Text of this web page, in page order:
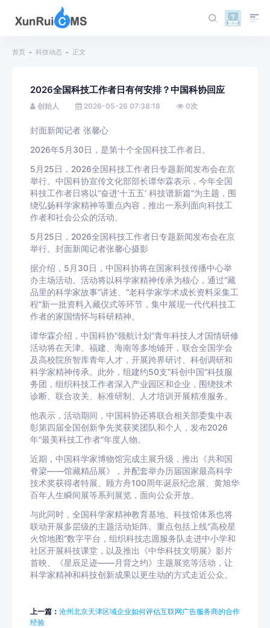
首页 科技动态 正文
2026全国科技工作者日有何安排？中国科协回应
创始人 2026-05-26 07:38:18 0次
封面新闻记者 张馨心
2026年5月30日，是第十个全国科技工作者日。
5月25日，2026全国科技工作者日专题新闻发布会在京
举行。中国科协宣传文化部部长谭华霖表示，今年全国
科技工作者日将以“奋进‘十五五’ 科技谱新篇”为主题，围
绕弘扬科学家精神等重点内容，推出一系列面向科技工
作者和社会公众的活动。
5月25日，2026全国科技工作者日专题新闻发布会在京
举行。封面新闻记者张馨心摄影
据介绍，5月30日，中国科协将在国家科技传播中心举
办主场活动。活动将以科学家精神传承为核心，通过“藏
品里的科学家故事”讲述、“老科学家学术成长资料采集工
程”新一批资料入藏仪式等环节，集中展现一代代科技工
作者的家国情怀与科研精神。
谭华霖介绍，中国科协“领航计划”青年科技人才国情研修
活动将在天津、福建、海南等多地铺开，联合全国学会
及高校院所智库青年人才，开展跨界研讨、科创调研和
科学家精神传承。此外，组建约50支“科创中国”科技服
务团，组织科技工作者深入产业园区和企业，围绕技术
诊断、联合攻关、标准研制、人才培训开展精准服务。
他表示，活动期间，中国科协还将联合相关部委集中表
彰第四届全国创新争先奖获奖团队和个人，发布2026
年“最美科技工作者”年度人物。
近期，中国科学家博物馆完成主展升级，推出《共和国
脊梁——馆藏精品展》，并配套举办历届国家最高科学
技术奖获得者特展、顾方舟100周年诞辰纪念展、黄旭华
百年人生瞬间展等系列展览，面向公众开放。
与此同时，全国科学家精神教育基地、科技馆体系也将
联动开展多层级的主题活动矩阵。重点包括上线“高校星
火馆地图”数字平台，组织科技志愿服务队走进中小学和
社区开展科技课堂，以及推出《中华科技文明展》影片
首映、《星辰足迹——月背之约》主题展览等活动，让
科学家精神和科技创新成果以更生动的方式走近公众。
上一篇： 沧州北京天津区域企业如何评估互联网广告服务商的合作
经验